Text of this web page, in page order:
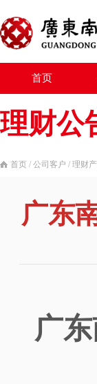
首页
理财公
首页 / 公司客户 / 理财
广东
广